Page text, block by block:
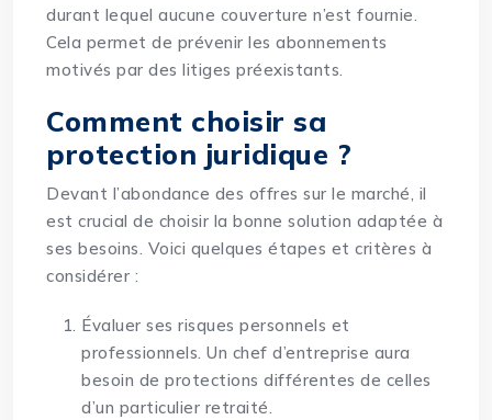
durant lequel aucune couverture n’est fournie.
Cela permet de prévenir les abonnements
motivés par des litiges préexistants.
Comment choisir sa
protection juridique ?
Devant l’abondance des offres sur le marché, il
est crucial de choisir la bonne solution adaptée à
ses besoins. Voici quelques étapes et critères à
considérer :
Évaluer ses risques personnels et
professionnels. Un chef d’entreprise aura
besoin de protections différentes de celles
d’un particulier retraité.